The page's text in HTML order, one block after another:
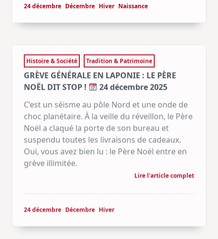
24 décembre Décembre Hiver Naissance
GRÈVE GÉNÉRALE EN LAPONIE : LE PÈRE
NOËL DIT STOP !
24 décembre 2025
C’est un séisme au pôle Nord et une onde de
choc planétaire. À la veille du réveillon, le Père
Noël a claqué la porte de son bureau et
suspendu toutes les livraisons de cadeaux.
Oui, vous avez bien lu : le Père Noël entre en
grève illimitée.